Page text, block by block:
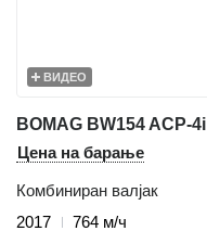
ВИДЕО
BOMAG BW154 ACP-4i
Цена на барање
Комбиниран валјак
2017
764 м/ч